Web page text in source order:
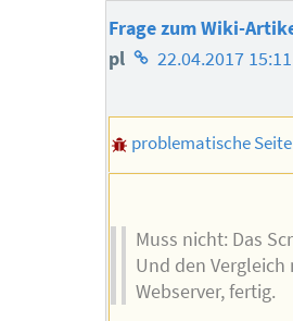
Frage zum Wiki-
pl Homepage
Autors
22.04.2017 15:11
problematische Seite
Muss nicht: Das
Und den
Webserver, fertig.